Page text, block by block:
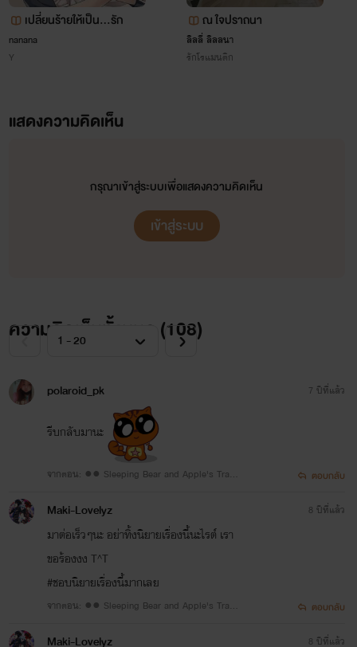
เปลี่ยนร้ายให้เป็น...รัก
ืnanana
Y
ณ ใจปราถนา
ลิลลี่ ลิลลนา
รักโรแมนติก
แสดงความคิดเห็น
กรุณาเข้าสู่ระบบเพื่อแสดงความคิดเห็น
เข้าสู่ระบบ
ความคิดเห็นทั้งหมด (108)
polaroid_pk
รีบกลับมานะ
จากตอน: ●● Sleeping Bear and Apple's Trap
7 ปีที่แล้ว
ตอบกลับ
Maki-Lovelyz
มาต่อเร็วๆนะ อย่าทิ้งนิยายเรื่องนี้นะไรต์ เรา
ขอร้องงง T^T
#ชอบนิยายเรื่องนี้มากเลย
จากตอน: ●● Sleeping Bear and Apple's Trap
8 ปีที่แล้ว
ตอบกลับ
Maki-Lovelyz 8 ปีที่แล้ว